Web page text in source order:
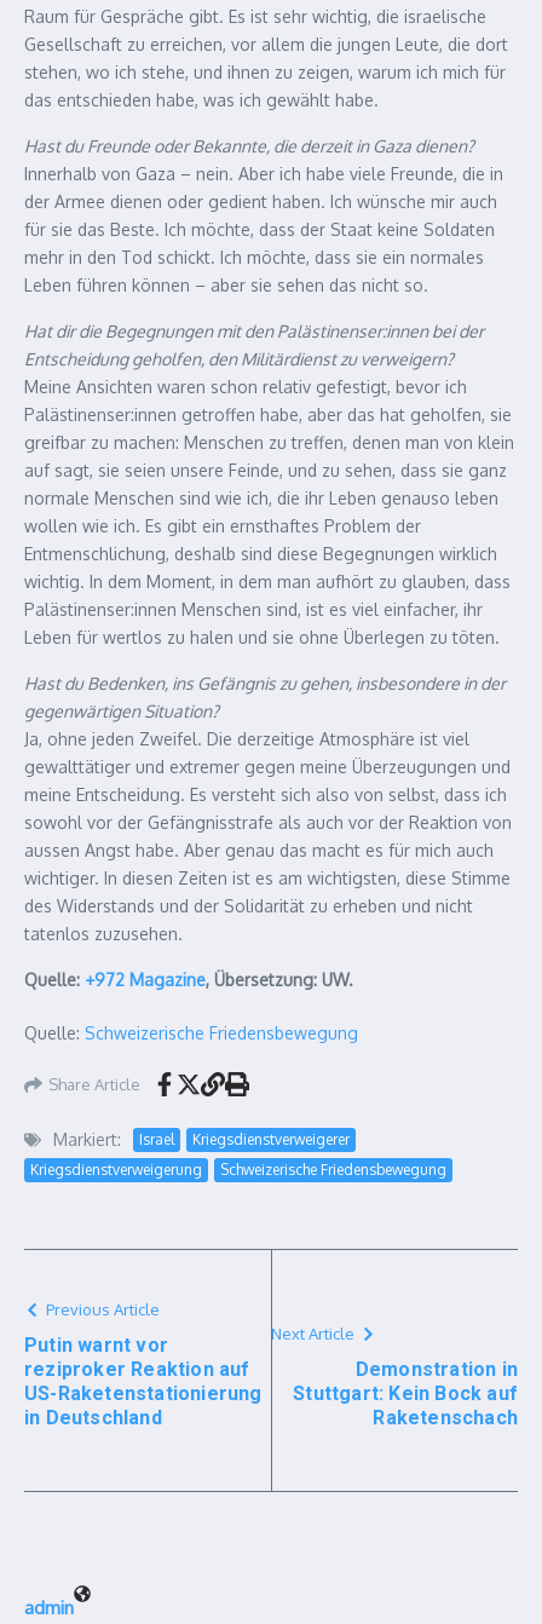
Raum für Gespräche gibt. Es ist sehr wichtig, die israelische
Gesellschaft zu erreichen, vor allem die jungen Leute, die dort
stehen, wo ich stehe, und ihnen zu zeigen, warum ich mich für
das entschieden habe, was ich gewählt habe.
Hast du Freunde oder Bekannte, die derzeit in Gaza dienen?
Innerhalb von Gaza – nein. Aber ich habe viele Freunde, die in
der Armee dienen oder gedient haben. Ich wünsche mir auch
für sie das Beste. Ich möchte, dass der Staat keine Soldaten
mehr in den Tod schickt. Ich möchte, dass sie ein normales
Leben führen können – aber sie sehen das nicht so.
Hat dir die Begegnungen mit den Palästinenser:innen bei der
Entscheidung geholfen, den Militärdienst zu verweigern?
Meine Ansichten waren schon relativ gefestigt, bevor ich
Palästinenser:innen getroffen habe, aber das hat geholfen, sie
greifbar zu machen: Menschen zu treffen, denen man von klein
auf sagt, sie seien unsere Feinde, und zu sehen, dass sie ganz
normale Menschen sind wie ich, die ihr Leben genauso leben
wollen wie ich. Es gibt ein ernsthaftes Problem der
Entmenschlichung, deshalb sind diese Begegnungen wirklich
wichtig. In dem Moment, in dem man aufhört zu glauben, dass
Palästinenser:innen Menschen sind, ist es viel einfacher, ihr
Leben für wertlos zu halen und sie ohne Überlegen zu töten.
Hast du Bedenken, ins Gefängnis zu gehen, insbesondere in der
gegenwärtigen Situation?
Ja, ohne jeden Zweifel. Die derzeitige Atmosphäre ist viel
gewalttätiger und extremer gegen meine Überzeugungen und
meine Entscheidung. Es versteht sich also von selbst, dass ich
sowohl vor der Gefängnisstrafe als auch vor der Reaktion von
aussen Angst habe. Aber genau das macht es für mich auch
wichtiger. In diesen Zeiten ist es am wichtigsten, diese Stimme
des Widerstands und der Solidarität zu erheben und nicht
tatenlos zuzusehen.
Quelle: +972 Magazine, Übersetzung: UW.
Quelle: Schweizerische Friedensbewegung
Share Article
Markiert: Israel
Kriegsdienstverweigerer
Kriegsdienstverweigerung
Schweizerische Friedensbewegung
Previous Article
Putin warnt vor
reziproker Reaktion auf
US-Raketenstationierung
in Deutschland
Next Article
Demonstration in
Stuttgart: Kein Bock auf
Raketenschach
admin